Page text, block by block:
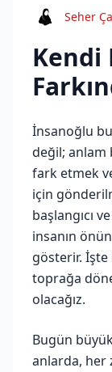
Seher
İnsanoğlu
değil; anlam
fark etmek
için
başlangıcı
insanın
gösterir. İşte
toprağa
olacağız.
Bugün
anlarda, her